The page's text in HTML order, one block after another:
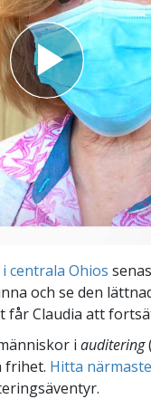
centrala Ohios
och se den
får Claudia att
i auditering
frihet. Hitta